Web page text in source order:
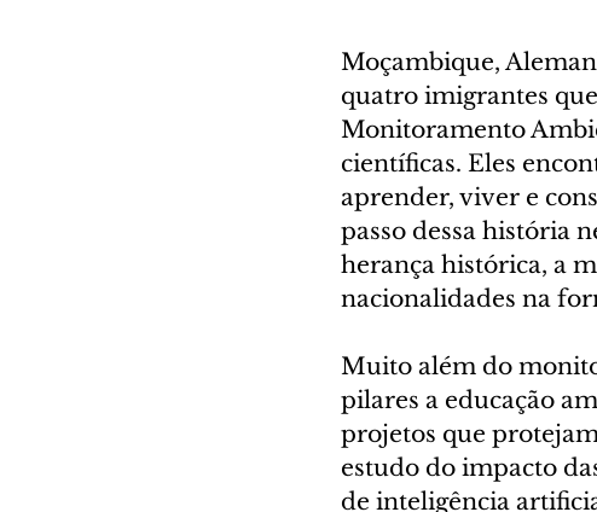
Moçambique,
quatro imigrantes
Monitoramento
científicas. Eles
aprender, viver e
passo dessa história
herança histórica, a
nacionalidades na
Muito além do
pilares a educação
projetos que
estudo do impacto
de inteligência